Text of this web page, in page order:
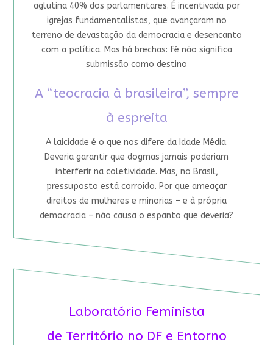
aglutina 40% dos parlamentares. É incentivada por
igrejas fundamentalistas, que avançaram no
terreno de devastação da democracia e desencanto
com a política. Mas há brechas: fé não significa
submissão como destino
A “teocracia à brasileira”, sempre
à espreita
A laicidade é o que nos difere da Idade Média.
Deveria garantir que dogmas jamais poderiam
interferir na coletividade. Mas, no Brasil,
pressuposto está corroído. Por que ameaçar
direitos de mulheres e minorias – e à própria
democracia – não causa o espanto que deveria?
Laboratório Feminista
de Território no DF e Entorno